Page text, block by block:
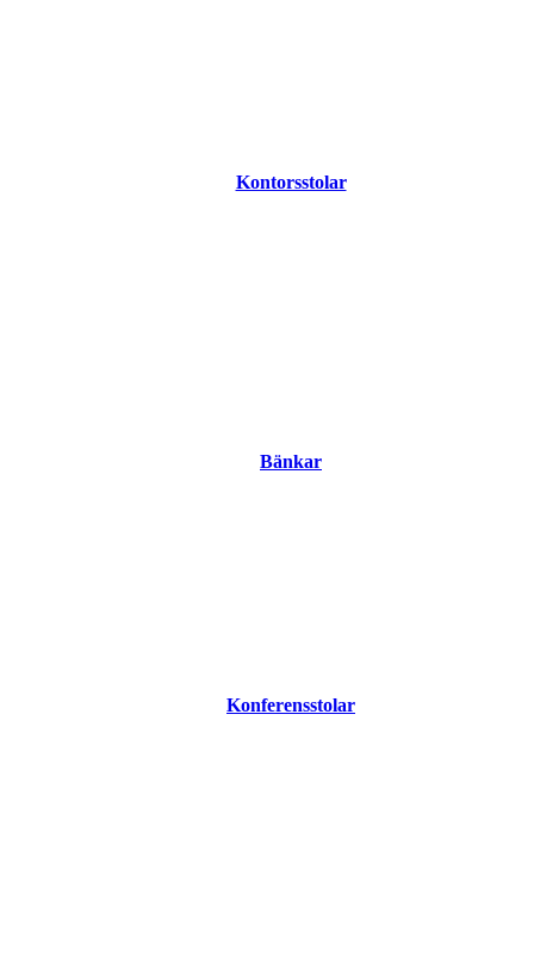
Kontorsstolar
Bänkar
Konferensstolar